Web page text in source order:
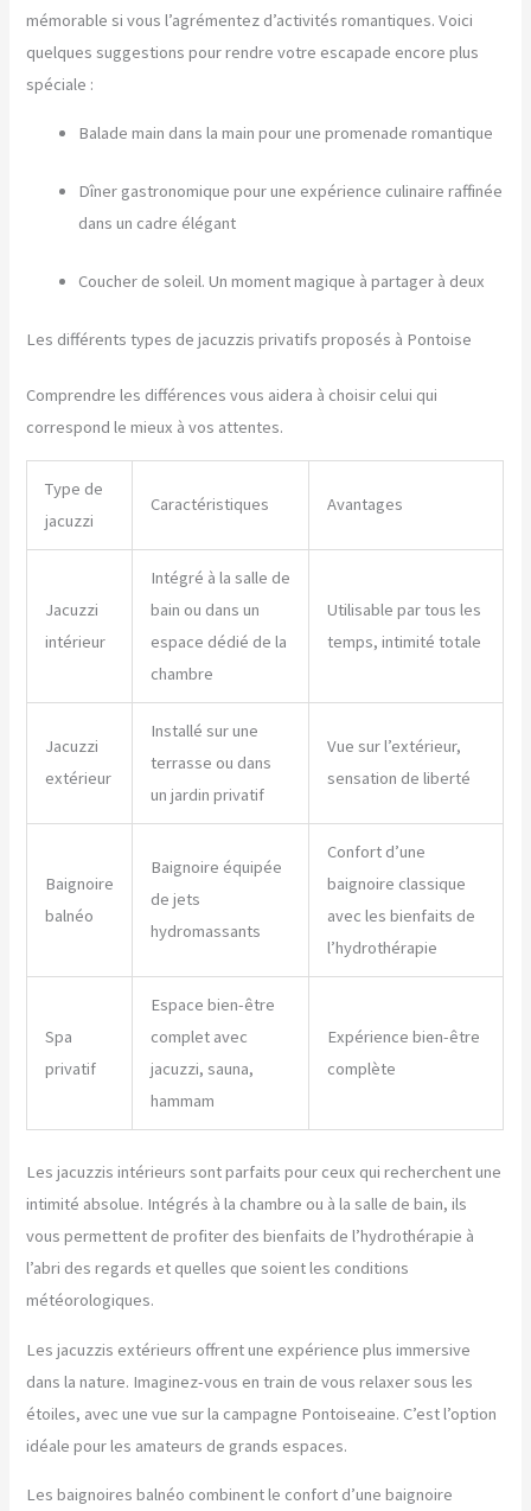
mémorable si vous l’agrémentez d’activités romantiques. Voici
quelques suggestions pour rendre votre escapade encore plus
spéciale :
Balade main dans la main pour une promenade romantique
Dîner gastronomique pour une expérience culinaire raffinée
dans un cadre élégant
Coucher de soleil. Un moment magique à partager à deux
Les différents types de jacuzzis privatifs proposés à Pontoise
Comprendre les différences vous aidera à choisir celui qui
correspond le mieux à vos attentes.
Type de
jacuzzi
Caractéristiques Avantages
Jacuzzi
intérieur
Intégré à la salle de
bain ou dans un
espace dédié de la
chambre
Utilisable par tous les
temps, intimité totale
Jacuzzi
extérieur
Installé sur une
terrasse ou dans
un jardin privatif
Vue sur l’extérieur,
sensation de liberté
Baignoire
balnéo
Baignoire équipée
de jets
hydromassants
Confort d’une
baignoire classique
avec les bienfaits de
l’hydrothérapie
Spa
privatif
Espace bien-être
complet avec
jacuzzi, sauna,
hammam
Expérience bien-être
complète
Les jacuzzis intérieurs sont parfaits pour ceux qui recherchent une
intimité absolue. Intégrés à la chambre ou à la salle de bain, ils
vous permettent de profiter des bienfaits de l’hydrothérapie à
l’abri des regards et quelles que soient les conditions
météorologiques.
Les jacuzzis extérieurs offrent une expérience plus immersive
dans la nature. Imaginez-vous en train de vous relaxer sous les
étoiles, avec une vue sur la campagne Pontoiseaine. C’est l’option
idéale pour les amateurs de grands espaces.
Les baignoires balnéo combinent le confort d’une baignoire